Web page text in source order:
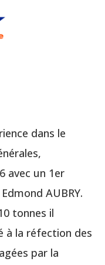
dans le
avec un 1er
AUBRY.
tonnes il
à la réfection des
par la